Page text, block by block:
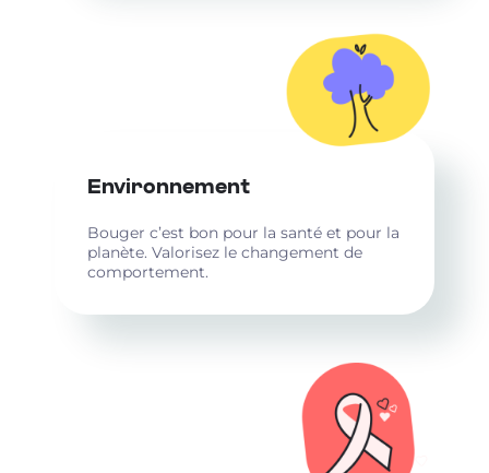
Environnement
Bouger c’est bon pour la santé et pour la
planète. Valorisez le changement de
comportement.